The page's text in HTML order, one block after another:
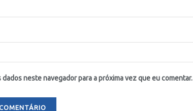
dados neste navegador para a próxima vez que eu comentar.